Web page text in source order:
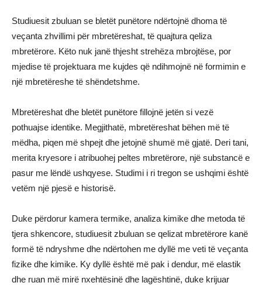
Studiuesit zbuluan se bletët punëtore ndërtojnë dhoma të
veçanta zhvillimi për mbretëreshat, të quajtura qeliza
mbretërore. Këto nuk janë thjesht strehëza mbrojtëse, por
mjedise të projektuara me kujdes që ndihmojnë në formimin e
një mbretëreshe të shëndetshme.
Mbretëreshat dhe bletët punëtore fillojnë jetën si vezë
pothuajse identike. Megjithatë, mbretëreshat bëhen më të
mëdha, piqen më shpejt dhe jetojnë shumë më gjatë. Deri tani,
merita kryesore i atribuohej peltes mbretërore, një substancë e
pasur me lëndë ushqyese. Studimi i ri tregon se ushqimi është
vetëm një pjesë e historisë.
Duke përdorur kamera termike, analiza kimike dhe metoda të
tjera shkencore, studiuesit zbuluan se qelizat mbretërore kanë
formë të ndryshme dhe ndërtohen me dyllë me veti të veçanta
fizike dhe kimike. Ky dyllë është më pak i dendur, më elastik
dhe ruan më mirë nxehtësinë dhe lagështinë, duke krijuar